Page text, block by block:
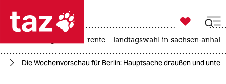
 taz zahl ich
taz zahl ich

taz zahl ich
rente landtagswahl in sachsen-anhalt
Die Wochenvorschau für Berlin: Hauptsache draußen und unter